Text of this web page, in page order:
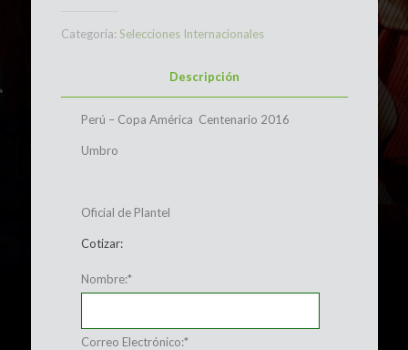
Categoría: Selecciones Internacionales
Descripción
Perú – Copa América Centenario 2016
Umbro
Oficial de Plantel
Cotizar:
Nombre:*
Correo Electrónico:*